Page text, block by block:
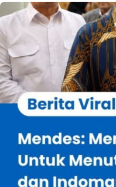
Saring Sebelum
Ritel Modern
Antara Regulasi
Mangap”
Sisi Gelap Perlindungan
Dampak Negatif
1. Jebakan Monopoli
Kelangkaan Barang
3. Stagnasi Kualitas
4. Hilangnya Potensi